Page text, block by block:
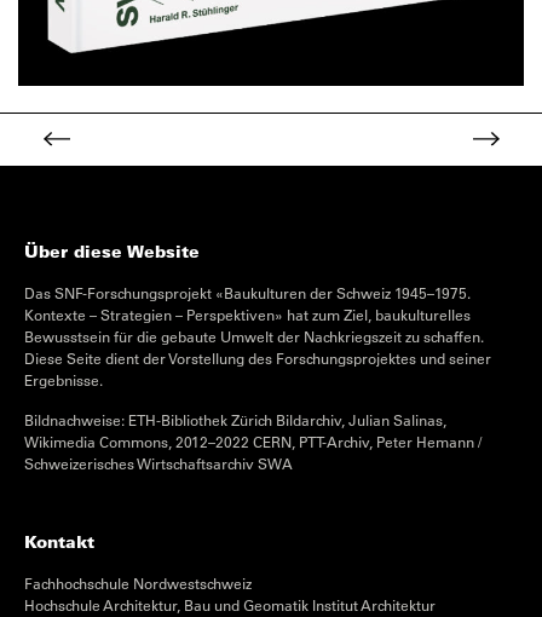
Über diese Website
Das SNF-Forschungsprojekt «Baukulturen der Schweiz 1945–1975.
Kontexte – Strategien – Perspektiven» hat zum Ziel, baukulturelles
Bewusstsein für die gebaute Umwelt der Nachkriegszeit zu schaffen.
Diese Seite dient der Vorstellung des Forschungsprojektes und seiner
Ergebnisse.
Bildnachweise: ETH-Bibliothek Zürich Bildarchiv, Julian Salinas,
Wikimedia Commons, 2012–2022 CERN, PTT-Archiv, Peter Hemann /
Schweizerisches Wirtschaftsarchiv SWA
Kontakt
Fachhochschule Nordwestschweiz
Hochschule Architektur, Bau und Geomatik Institut Architektur